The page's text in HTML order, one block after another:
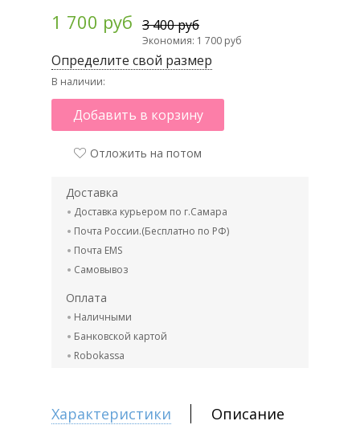
1 700 руб 3 400 руб
Экономия: 1 700 руб
Определите свой размер
В наличии:
Добавить в корзину
Отложить на потом
Доставка
Доставка курьером по г.Самара
Почта России.(Бесплатно по РФ)
Почта EMS
Самовывоз
Оплата
Наличными
Банковской картой
Robokassa
Характеристики Описание